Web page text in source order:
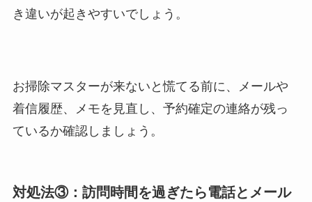
き違いが起きやすいでしょう。
お掃除マスターが来ないと慌てる前に、メールや
着信履歴、メモを見直し、予約確定の連絡が残っ
ているか確認しましょう。
対処法③：訪問時間を過ぎたら電話とメール